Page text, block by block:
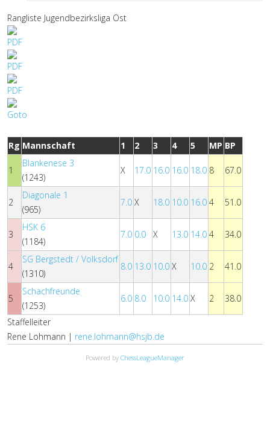
Rangliste Jugendbezirksliga Ost
Rg Mannschaft 1 2 3 4 5 MP BP
1
Blankenese 3
(1243)
X 17.0 16.0 16.0 18.0 8 67.0
2
Diagonale 1
(965)
7.0 X 18.0 10.0 16.0 4 51.0
3
HSK 6
(1184)
7.0 0.0 X 13.0 14.0 4 34.0
4
SG Bergstedt / Volksdorf
(1310)
8.0 13.0 10.0 X 10.0 2 41.0
5
Schachfreunde
(1253)
6.0 8.0 10.0 14.0 X 2 38.0
Staffelleiter
Rene Lohmann | rene.lohmann@hsjb.de
Powered by ChessLeagueManager